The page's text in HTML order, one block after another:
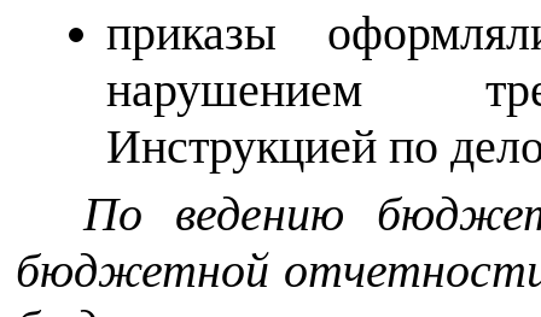
приказы
нарушением
Инструкцией по
По ведению
бюджетной отчетности